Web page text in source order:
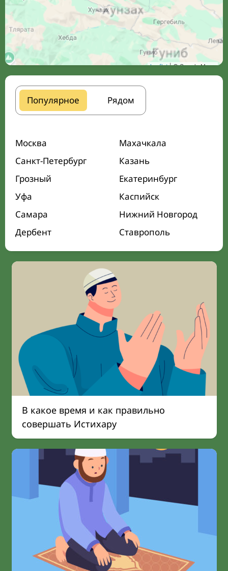
Leaflet| © Google Maps
Популярное Рядом
Москва
Махачкала
Санкт-Петербург
Казань
Грозный
Екатеринбург
Уфа
Каспийск
Самара
Нижний Новгород
Дербент
Ставрополь
В какое время и как правильно
совершать Истихару